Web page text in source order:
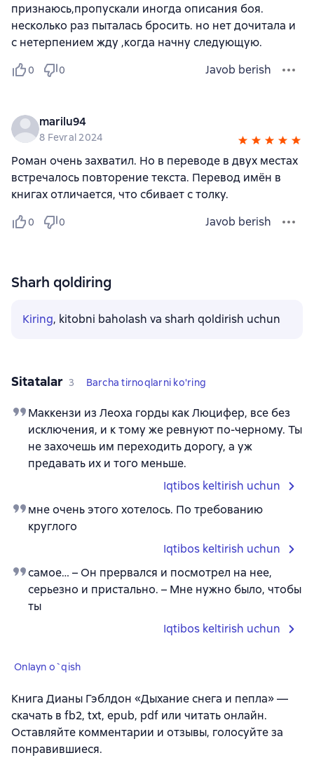
признаюсь,пропускали иногда описания боя.
несколько раз пыталась бросить. но нет дочитала и
с нетерпением жду ,когда начну следующую.
0 0 Javob berish
marilu94
8 Fevral 2024
Роман очень захватил. Но в переводе в двух местах
встречалось повторение текста. Перевод имён в
книгах отличается, что сбивает с толку.
0 0 Javob berish
Sharh qoldiring
Kiring, kitobni baholash va sharh qoldirish uchun
Sitatalar 3 Barcha tirnoqlarni ko'ring
Маккензи из Леоха горды как Люцифер, все без
исключения, и к тому же ревнуют по-черному. Ты
не захочешь им переходить дорогу, а уж
предавать их и того меньше.
Iqtibos keltirish uchun
мне очень этого хотелось. По требованию
круглого
Iqtibos keltirish uchun
самое… – Он прервался и посмотрел на нее,
серьезно и пристально. – Мне нужно было, чтобы
ты
Iqtibos keltirish uchun
Onlayn o`qish
Книга Дианы Гэблдон «Дыхание снега и пепла» —
скачать в fb2, txt, epub, pdf или читать онлайн.
Оставляйте комментарии и отзывы, голосуйте за
понравившиеся.